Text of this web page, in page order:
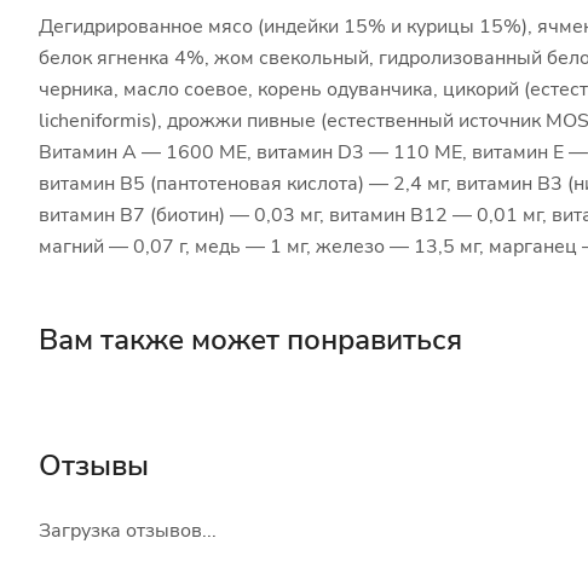
Дегидрированное мясо (индейки 15% и курицы 15%),
белок ягненка 4%, жом свекольный, гидролизованный
черника, масло соевое, корень одуванчика, цикорий
licheniformis), дрожжи пивные (естественный источник
Витамин А — 1600 МЕ, витамин D3 — 110 МЕ, витамин Е
витамин В5 (пантотеновая кислота) — 2,4 мг, витамин В3
витамин В7 (биотин) — 0,03 мг, витамин В12 — 0,01 мг,
магний — 0,07 г, медь — 1 мг, железо — 13,5 мг,
Вам также может понравиться
Отзывы
Загрузка отзывов...